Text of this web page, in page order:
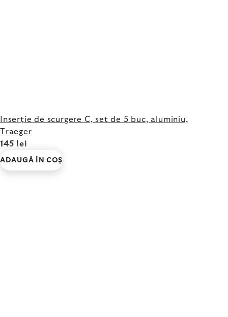
Inserție de scurgere C, set de 5 buc, aluminiu,
Traeger
145 lei
ADAUGĂ ÎN COŞ